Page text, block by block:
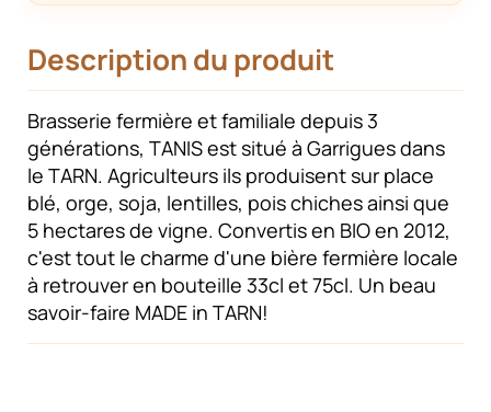
Description du produit
Brasserie fermière et familiale depuis 3
générations, TANIS est situé à Garrigues dans
le TARN. Agriculteurs ils produisent sur place
blé, orge, soja, lentilles, pois chiches ainsi que
5 hectares de vigne. Convertis en BIO en 2012,
c'est tout le charme d'une bière fermière locale
à retrouver en bouteille 33cl et 75cl. Un beau
savoir-faire MADE in TARN!